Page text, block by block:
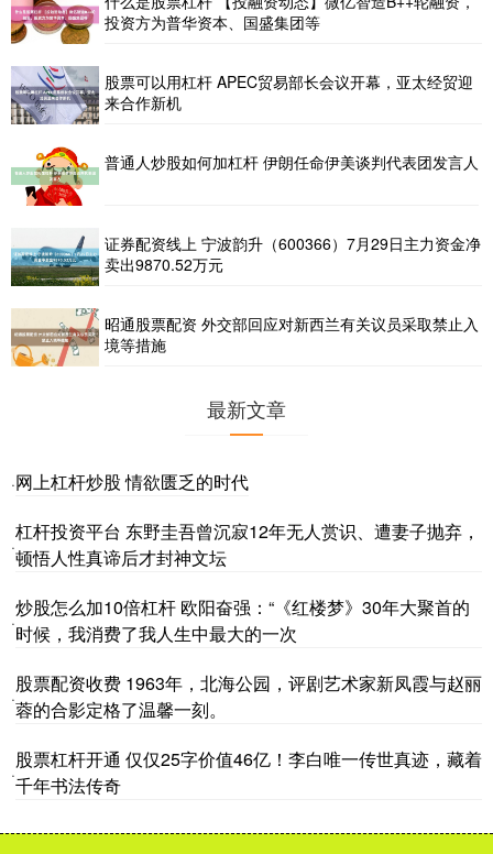
投资方为普华资本、国盛集团等
股票可以用杠杆 APEC贸易部长会议开幕，亚太经贸迎
来合作新机
普通人炒股如何加杠杆 伊朗任命伊美谈判代表团发言人
证券配资线上 宁波韵升（600366）7月29日主力资金净
卖出9870.52万元
昭通股票配资 外交部回应对新西兰有关议员采取禁止入
境等措施
最新文章
·网上杠杆炒股 情欲匮乏的时代
·
杠杆投资平台 东野圭吾曾沉寂12年无人赏识、遭妻子抛弃，
顿悟人性真谛后才封神文坛
·
炒股怎么加10倍杠杆 欧阳奋强：“《红楼梦》30年大聚首的
时候，我消费了我人生中最大的一次
·
股票配资收费 1963年，北海公园，评剧艺术家新凤霞与赵丽
蓉的合影定格了温馨一刻。
·
股票杠杆开通 仅仅25字价值46亿！李白唯一传世真迹，藏着
千年书法传奇